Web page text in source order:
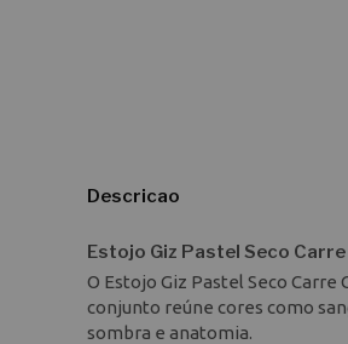
Descricao
Estojo Giz Pastel Seco Carre
O Estojo Giz Pastel Seco
conjunto reúne cores como
sombra e anatomia.